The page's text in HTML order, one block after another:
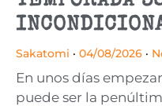
Sakatomi 04/08/2026
En unos días
puede ser la